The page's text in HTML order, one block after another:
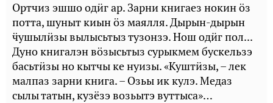
Ортчиз эшшо одӥг ар. Зарни книгаез нокин ӧз
потта, шуныт киын ӧз маялля. Дырын-дырын
ӵушылӥзы вылысьтыз тузонзэ. Нош одӥг пол...
Дуно книгалэн вӧзысьтыз сурыкмем бускельзэ
басьтӥзы но кытчы ке нуизы. «Куштӥзы, – лек
малпаз зарни книга. – Озьы ик кулэ. Медаз
сылы татын, кузёзэ возьытэ вуттыса»…